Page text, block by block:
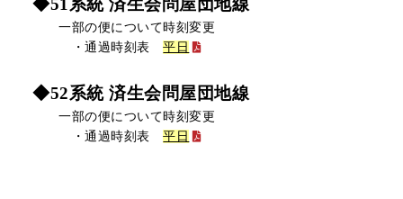
一部の便について時刻変更
・通過時刻表平日
◆52系統 済生会問屋団地線
一部の便について時刻変更
・通過時刻表平日